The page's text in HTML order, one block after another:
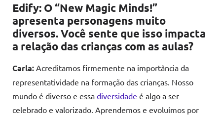
Edify: O “New Magic Minds!”
apresenta personagens muito
diversos. Você sente que isso impacta
a relação das crianças com as aulas?
Carla: Acreditamos firmemente na importância da
representatividade na formação das crianças. Nosso
mundo é diverso e essa diversidade é algo a ser
celebrado e valorizado. Aprendemos e evoluímos por